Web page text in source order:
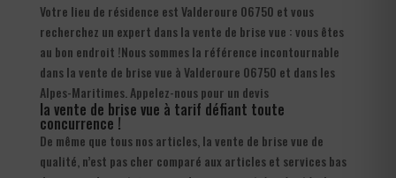
Votre lieu de résidence est Valderoure 06750 et vous
recherchez un expert dans la vente de brise vue : vous êtes
au bon endroit !Nous sommes la référence incontournable
dans la vente de brise vue à Valderoure 06750 et dans les
Alpes-Maritimes. Appelez-nous pour un devis
la vente de brise vue à tarif défiant toute
concurrence !
De même que tous nos articles, la vente de brise vue de
qualité, n’est pas cher comparé aux articles et services bas